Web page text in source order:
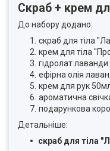
Скраб + крем
До набору додано:
скраб для тіла
крем для тіла
гідролат
ефірна олія
крем для рук
ароматична
подарункова
Детальніше:
скраб для тіла